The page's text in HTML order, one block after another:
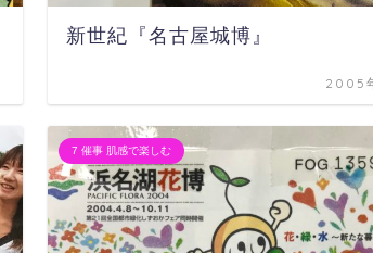
新世紀『名古屋城博』
2005
7 催事 肌感で楽しむ